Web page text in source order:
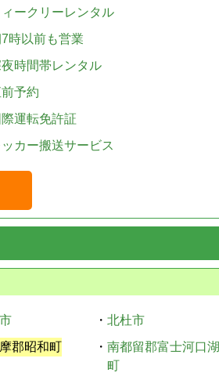
ークリーレンタル
時以前も営業
時間帯レンタル
予約
運転免許証
カー搬送サービス
・ 北杜市
郡昭和町
・ 南都留郡富士河口湖
町